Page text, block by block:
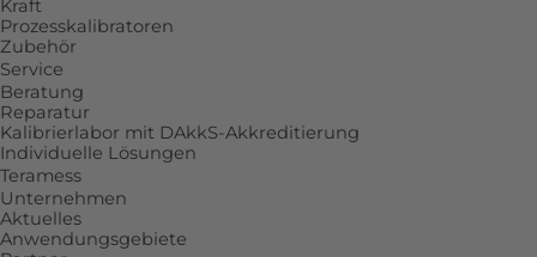
Kraft
Prozesskalibratoren
Zubehör
Service
Beratung
Reparatur
Kalibrierlabor mit DAkkS-Akkreditierung
Individuelle Lösungen
Teramess
Unternehmen
Aktuelles
Anwendungsgebiete